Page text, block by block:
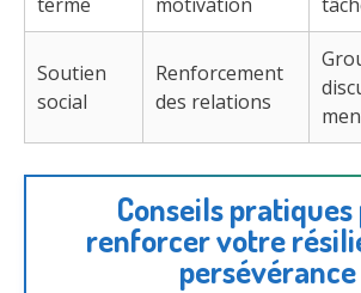
Soutien
social
Renforcement
des relations
Conseils
renforcer votre
persévérance